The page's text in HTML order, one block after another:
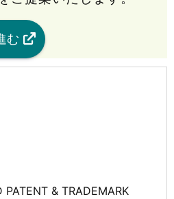
む
PATENT & TRADEMARK